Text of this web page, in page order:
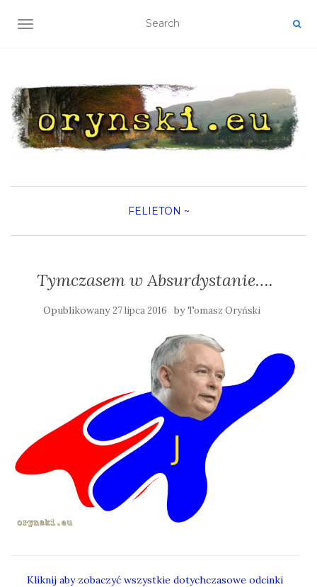
TOGGLE NAVIGATION
FELIETON ~
Tymczasem w Absurdystanie….
Opublikowany27 lipca 2016 byTomasz Oryński
Kliknij aby zobaczyć wszystkie dotychczasowe odcinki